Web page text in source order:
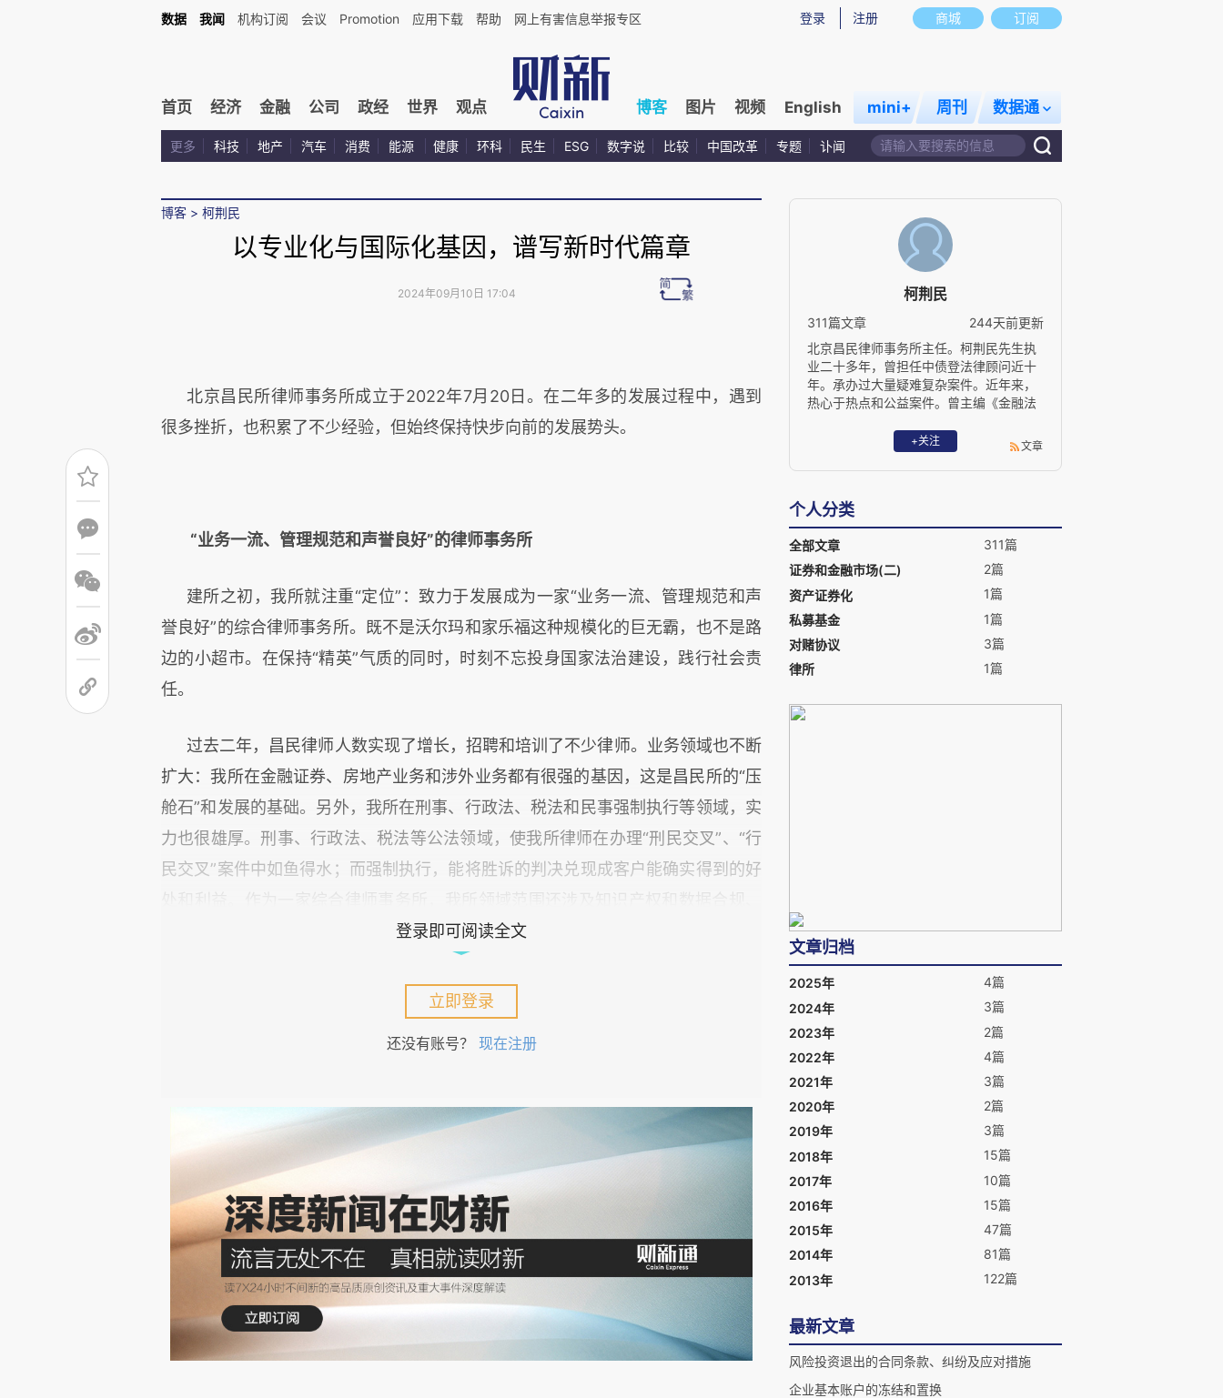
商城 订阅
登录 注册
数据 我闻 机构订阅 会议 Promotion 应用下载 帮助 网上有害信息举报专区
首页 经济 金融 公司 政经 世界 观点 博客 图片 视频 English mini+ 周刊 数据通
更多 科技 地产 汽车 消费 能源 健康 环科 民生 ESG 数字说 比较 中国改革 专题 讣闻
博客 > 柯荆民
以专业化与国际化基因，谱写新时代篇章
2024年09月10日 17:04
北京昌民所律师事务所成立于2022年7月20日。在二年多的发展过程中，遇到
很多挫折，也积累了不少经验，但始终保持快步向前的发展势头。
“业务一流、管理规范和声誉良好”的律师事务所
建所之初，我所就注重“定位”：致力于发展成为一家“业务一流、管理规范和声
誉良好”的综合律师事务所。既不是沃尔玛和家乐福这种规模化的巨无霸，也不是路
边的小超市。在保持“精英”气质的同时，时刻不忘投身国家法治建设，践行社会责
任。
过去二年，昌民律师人数实现了增长，招聘和培训了不少律师。业务领域也不断
扩大：我所在金融证券、房地产业务和涉外业务都有很强的基因，这是昌民所的“压
舱石”和发展的基础。另外，我所在刑事、行政法、税法和民事强制执行等领域，实
力也很雄厚。刑事、行政法、税法等公法领域，使我所律师在办理“刑民交叉”、“行
民交叉”案件中如鱼得水；而强制执行，能将胜诉的判决兑现成客户能确实得到的好
劳动与社会保障法和婚姻家事等领域。企业破产与清算和家族财富传承等领域，是
就管理构架而言，昌民所实行执行主任日常管理负责制。通过市场、品牌、人力
弹性和竞争力。
昌民所还准备在青岛等地开办分所，进一步提高提供法律服务的能力。
专业化的法律服务
为了避免与其他律所进行盲目的价格竞争，我们一开始，就注意法律服务的差异
登录即可阅读全文
立即登录
还没有账号？ 现在注册
柯荆民
311篇文章
244天前更新
北京昌民律师事务所主任。柯荆民先生执
业二十多年，曾担任中债登法律顾问近十
年。承办过大量疑难复杂案件。近年来，
热心于热点和公益案件。曾主编《金融法
资》，并在《财新》、《金融时报》、
《中国债券》、《中国风险投资》和《当
代金融家》等报刊发表有多篇文章。
+关注 文章
个人分类
全部文章
311篇
证券和金融市场(二)
2篇
资产证券化
1篇
私募基金
1篇
对赌协议
3篇
律所
1篇
文章归档
2025年
4篇
2024年
3篇
2023年
2篇
2022年
4篇
2021年
3篇
2020年
2篇
2019年
3篇
2018年
15篇
2017年
10篇
2016年
15篇
2015年
47篇
2014年
81篇
2013年
122篇
最新文章
风险投资退出的合同条款、纠纷及应对措施
企业基本账户的冻结和置换